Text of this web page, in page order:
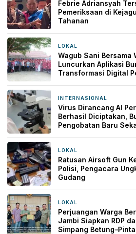
Febrie Adriansyah
Pemeriksaan di
Tahanan
LOKAL
Wagub Sani Bersama
Luncurkan Aplikasi
Transformasi Digital
INTERNASIONAL
Virus Dirancang AI
Berhasil Diciptakan,
Pengobatan Baru
LOKAL
Ratusan Airsoft Gun
Polisi, Pengacara
Gudang
LOKAL
Perjuangan Warga
Jambi Siapkan RDP
Simpang